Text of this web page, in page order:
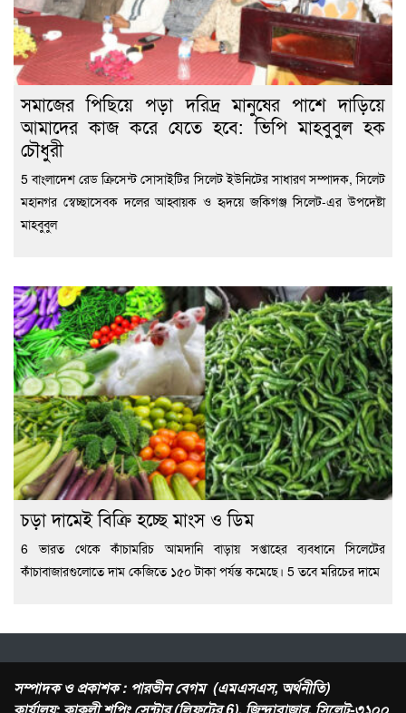
সমাজের পিছিয়ে পড়া দরিদ্র মানুষের পাশে দাড়িয়ে
আমাদের কাজ করে যেতে হবে: ভিপি মাহবুবুল হক
চৌধুরী
5 বাংলাদেশ রেড ক্রিসেন্ট সোসাইটির সিলেট ইউনিটের সাধারণ সম্পাদক, সিলেট
মহানগর স্বেচ্ছাসেবক দলের আহ্বায়ক ও হৃদয়ে জকিগঞ্জ সিলেট-এর উপদেষ্টা
মাহবুবুল
চড়া দামেই বিক্রি হচ্ছে মাংস ও ডিম
6 ভারত থেকে কাঁচামরিচ আমদানি বাড়ায় সপ্তাহের ব্যবধানে সিলেটের
কাঁচাবাজারগুলোতে দাম কেজিতে ১৫০ টাকা পর্যন্ত কমেছে। 5 তবে মরিচের দামে
সম্পাদক ও প্রকাশক : পারভীন বেগম (এমএসএস, অর্থনীতি)
কার্যালয়: কাকলী শপিং সেন্টার (লিফটের 6), জিন্দাবাজার, সিলেট-৩১০০